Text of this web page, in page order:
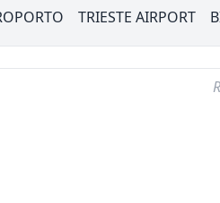
TRIESTE AIRPORT